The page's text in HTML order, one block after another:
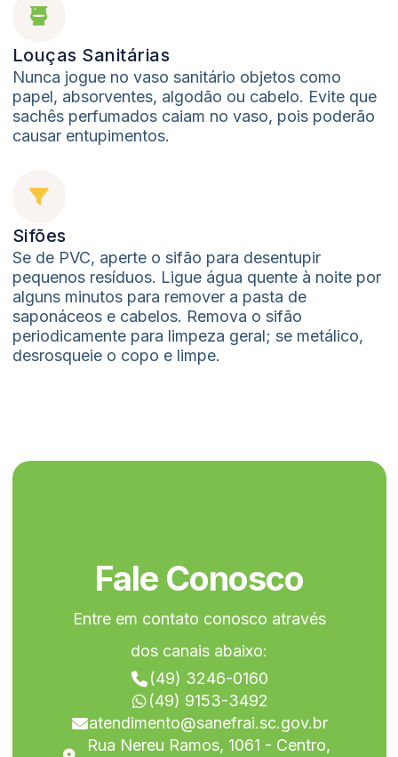
Louças Sanitárias
Nunca jogue no vaso sanitário objetos como
papel, absorventes, algodão ou cabelo. Evite que
sachês perfumados caiam no vaso, pois poderão
causar entupimentos.
Sifões
Se de PVC, aperte o sifão para desentupir
pequenos resíduos. Ligue água quente à noite por
alguns minutos para remover a pasta de
saponáceos e cabelos. Remova o sifão
periodicamente para limpeza geral; se metálico,
desrosqueie o copo e limpe.
Fale Conosco
Entre em contato conosco através
dos canais abaixo:
(49) 3246-0160
(49) 9153-3492
atendimento@sanefrai.sc.gov.br
Rua Nereu Ramos, 1061 - Centro,